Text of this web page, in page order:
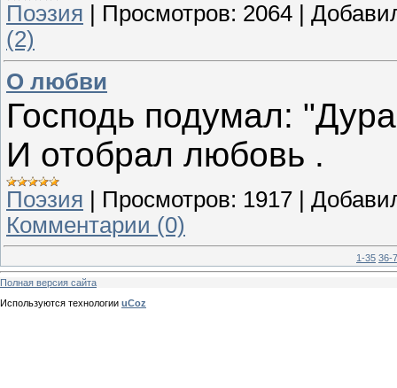
Поэзия Просмотров: 2064
(2)
О любви
Господь подумал:
И отобрал любовь .
Поэзия Просмотров: 1917
Комментарии (0)
1-35 36-
Полная версия сайта
Используются технологии uCoz